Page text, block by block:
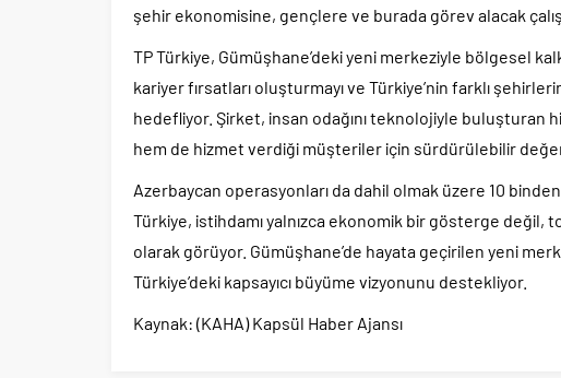
şehir ekonomisine, gençlere ve burada görev alacak
TP Türkiye, Gümüşhane’deki yeni merkeziyle bölgesel
kariyer fırsatları oluşturmayı ve Türkiye’nin farklı
hedefliyor. Şirket, insan odağını teknolojiyle buluşturan
hem de hizmet verdiği müşteriler için sürdürülebilir
Azerbaycan operasyonları da dahil olmak üzere 10
Türkiye, istihdamı yalnızca ekonomik bir gösterge
olarak görüyor. Gümüşhane’de hayata geçirilen yeni
Türkiye’deki kapsayıcı büyüme vizyonunu destekliyor.
Kaynak: (KAHA) Kapsül Haber Ajansı